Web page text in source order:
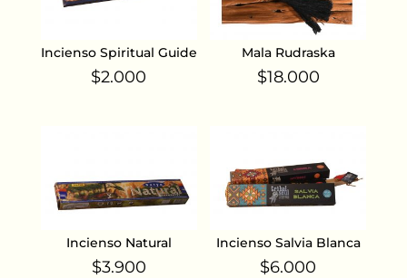
Incienso Spiritual Guide
$2.000
Mala Rudraska
$18.000
Incienso Natural
$3.900
Incienso Salvia Blanca
$6.000